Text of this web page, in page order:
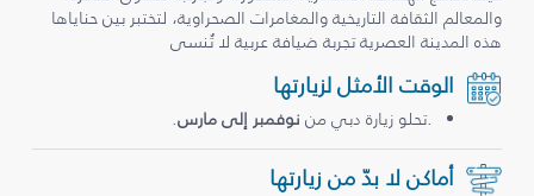
والمعالم الثقافة التاريخية والمغامرات الصحراوية، لتختبر بين حناياها
هذه المدينة العصرية تجربة ضيافة عربية لا تُنسى
الوقت الأمثل لزيارتها
.تحلو زيارة دبي من نوفمبر إلى مارس.
أماكن لا بدّ من زيارتها